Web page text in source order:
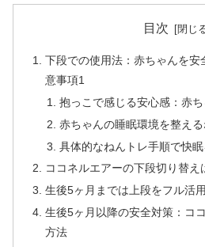
目次
下段での使用法：赤ちゃんを安
意事項1
抱っこで感じる安心感：赤
赤ちゃんの睡眠環境を整え
具体的なねんトレ手順で快眠
ココネルエアーの下段切り替え
生後5ヶ月までは上段をフル活
生後5ヶ月以降の安全対策：コ
方法